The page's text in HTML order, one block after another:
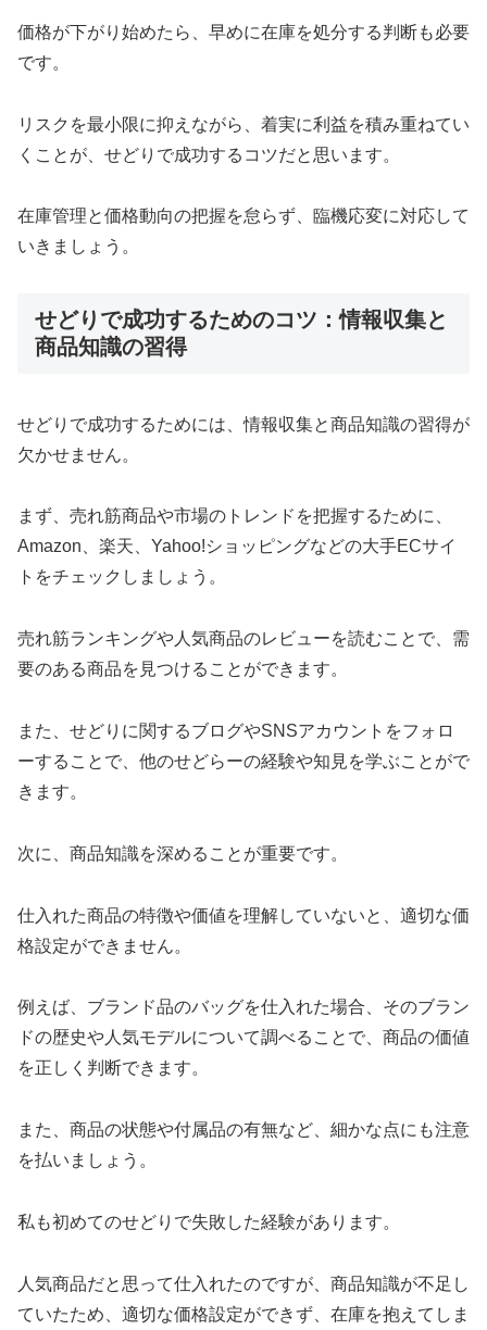
価格が下がり始めたら、早めに在庫を処分する判断も必要
です。
リスクを最小限に抑えながら、着実に利益を積み重ねてい
くことが、せどりで成功するコツだと思います。
在庫管理と価格動向の把握を怠らず、臨機応変に対応して
いきましょう。
せどりで成功するためのコツ：情報収集と
商品知識の習得
せどりで成功するためには、情報収集と商品知識の習得が
欠かせません。
まず、売れ筋商品や市場のトレンドを把握するために、
Amazon、楽天、Yahoo!ショッピングなどの大手ECサイ
トをチェックしましょう。
売れ筋ランキングや人気商品のレビューを読むことで、需
要のある商品を見つけることができます。
また、せどりに関するブログやSNSアカウントをフォロ
ーすることで、他のせどらーの経験や知見を学ぶことがで
きます。
次に、商品知識を深めることが重要です。
仕入れた商品の特徴や価値を理解していないと、適切な価
格設定ができません。
例えば、ブランド品のバッグを仕入れた場合、そのブラン
ドの歴史や人気モデルについて調べることで、商品の価値
を正しく判断できます。
また、商品の状態や付属品の有無など、細かな点にも注意
を払いましょう。
私も初めてのせどりで失敗した経験があります。
人気商品だと思って仕入れたのですが、商品知識が不足し
ていたため、適切な価格設定ができず、在庫を抱えてしま